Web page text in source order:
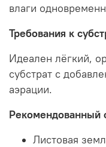
влаги
Требования к
Идеален лёгкий,
субстрат с
аэрации.
Рекомендованный
Листовая